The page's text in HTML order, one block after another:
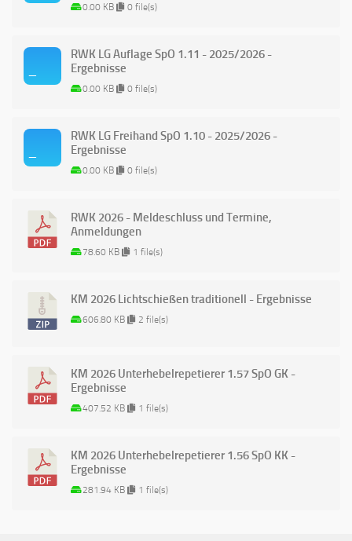
0.00 KB 0 file(s)
RWK LG Auflage SpO 1.11 - 2025/2026 -
Ergebnisse
0.00 KB 0 file(s)
RWK LG Freihand SpO 1.10 - 2025/2026 -
Ergebnisse
0.00 KB 0 file(s)
RWK 2026 - Meldeschluss und Termine,
Anmeldungen
78.60 KB 1 file(s)
KM 2026 Lichtschießen traditionell - Ergebnisse
606.80 KB 2 file(s)
KM 2026 Unterhebelrepetierer 1.57 SpO GK -
Ergebnisse
407.52 KB 1 file(s)
KM 2026 Unterhebelrepetierer 1.56 SpO KK -
Ergebnisse
281.94 KB 1 file(s)